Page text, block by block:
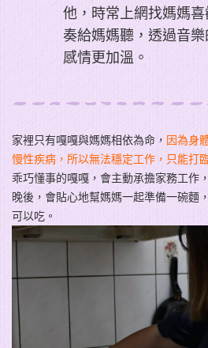
他，時常上網找媽媽
奏給媽媽聽，透過音
感情更加溫。
家裡只有嘎嘎與媽媽相依為命， 因為身
慢性疾病，所以無法穩定工作，只能打
乖巧懂事的嘎嘎，會主動承擔家務工作
晚後，會貼心地幫媽媽一起準備一碗麵
可以吃。